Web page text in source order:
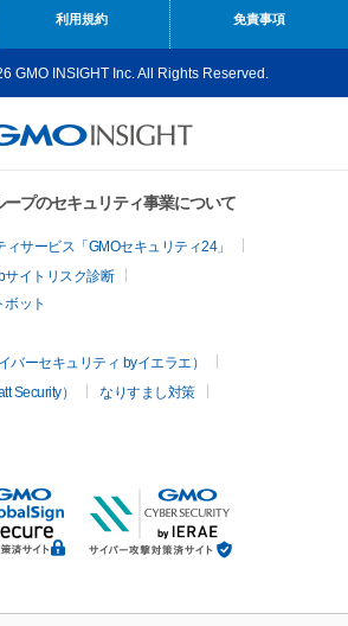
利用規約 免責事項
GMO INSIGHT Inc. All Rights Reserved.
プのセキュリティ事業について
サービス「GMOセキュリティ24」
サイトリスク診断
ット
バーセキュリティ byイエラエ）
Security）
なりすまし対策